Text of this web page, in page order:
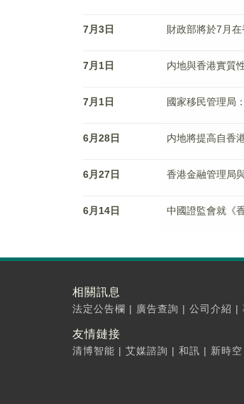
7月3日 財政部將於7月
7月1日 内地與香港實質
7月1日 國家移民管理局
6月28日 内地將提高自香
6月27日 香港金融管理局
6月14日 中國證監會就《
相關訊息
法定公告欄 | 廣告查詢 | 公司介紹 |
友情鏈接
清博智能 | 艾媒諮詢 | 和訊 | 新時空